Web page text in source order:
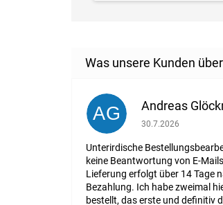
AG Andreas
Die Shop-
30.7.2026
Unterirdische
keine Beantwortung von E-
Lieferung erfolgt über 14 Tage
Bezahlung. Ich habe zweimal
bestellt, das erste und definitiv